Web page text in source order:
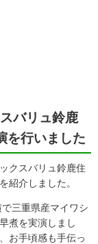
バリュ鈴鹿
を行いました
クスバリュ鈴鹿住
紹介しました。
三重県産マイワシ
煮を実演しまし
お手頃感も手伝っ